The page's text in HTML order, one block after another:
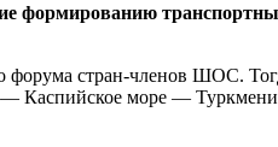
формированию
форума стран-членов ШОС.
— Каспийское море —